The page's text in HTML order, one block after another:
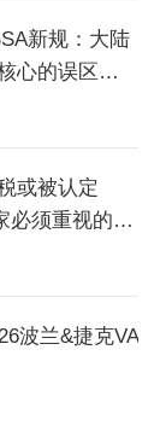
。初期依
日本站，
市场销售额
新规：大陆
心的误区与
或被认定
必须重视的合
波兰&捷克VA